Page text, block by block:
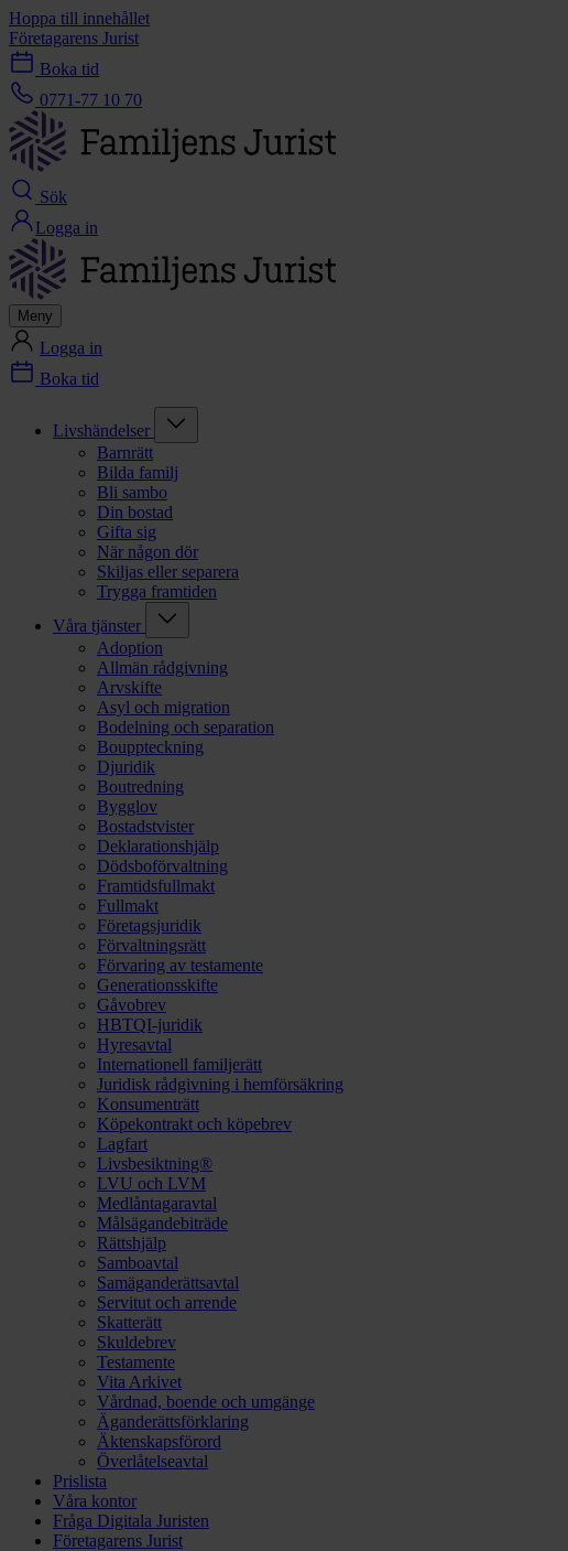
Hoppa till innehållet
Företagarens Jurist
Boka tid
0771-77 10 70
Sök
Logga in
Meny
Logga in
Boka tid
Livshändelser
Barnrätt
Bilda familj
Bli sambo
Din bostad
Gifta sig
När någon dör
Skiljas eller separera
Trygga framtiden
Våra tjänster
Adoption
Allmän rådgivning
Arvskifte
Asyl och migration
Bodelning och separation
Bouppteckning
Djuridik
Boutredning
Bygglov
Bostadstvister
Deklarationshjälp
Dödsboförvaltning
Framtidsfullmakt
Fullmakt
Företagsjuridik
Förvaltningsrätt
Förvaring av testamente
Generationsskifte
Gåvobrev
HBTQI-juridik
Hyresavtal
Internationell familjerätt
Juridisk rådgivning i hemförsäkring
Konsumenträtt
Köpekontrakt och köpebrev
Lagfart
Livsbesiktning®
LVU och LVM
Medlåntagaravtal
Målsägandebiträde
Rättshjälp
Samboavtal
Samäganderättsavtal
Servitut och arrende
Skatterätt
Skuldebrev
Testamente
Vita Arkivet
Vårdnad, boende och umgänge
Äganderättsförklaring
Äktenskapsförord
Överlåtelseavtal
Prislista
Våra kontor
Fråga Digitala Juristen
Företagarens Jurist